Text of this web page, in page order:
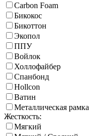
Carbon Foam
Бикокос
Бикоттон
Экопол
ППУ
Войлок
Холлофайбер
Спанбонд
Hollcon
Ватин
Металлическая рамка
Жесткость:
Мягкий